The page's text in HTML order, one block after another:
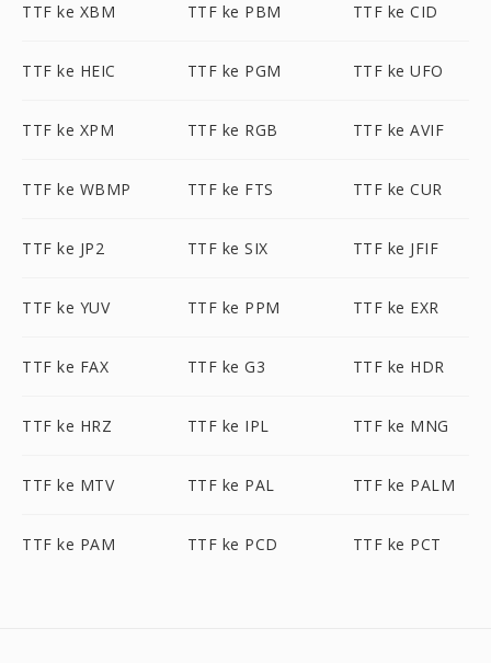
TTF ke XBM TTF ke PBM TTF ke CID
TTF ke HEIC TTF ke PGM TTF ke UFO
TTF ke XPM TTF ke RGB TTF ke AVIF
TTF ke WBMP TTF ke FTS TTF ke CUR
TTF ke JP2 TTF ke SIX TTF ke JFIF
TTF ke YUV TTF ke PPM TTF ke EXR
TTF ke FAX TTF ke G3 TTF ke HDR
TTF ke HRZ TTF ke IPL TTF ke MNG
TTF ke MTV TTF ke PAL TTF ke PALM
TTF ke PAM TTF ke PCD TTF ke PCT